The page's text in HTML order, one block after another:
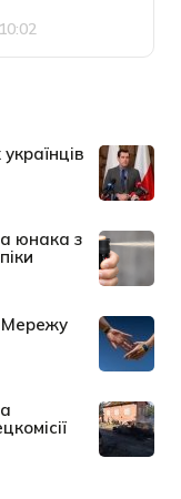
юнака з
Мережу